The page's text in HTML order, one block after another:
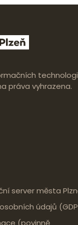
práva vyhrazena.
server města
údajů
(povinně